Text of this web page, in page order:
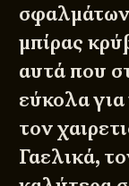
μπίρας
αυτά που
εύκολα
τον
Γαελικά,